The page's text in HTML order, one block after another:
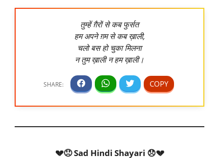
तुम्हें ग़ैरों से कब फुर्सत
हम अपने ग़म से कब ख़ाली,
चलो बस हो चुका मिलना
न तुम ख़ाली न हम ख़ाली।
💔😞 Sad Hindi Shayari 😞💔